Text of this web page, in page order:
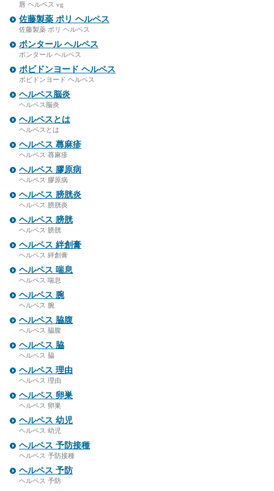
唇 ヘルペス vg
佐藤製薬 ポリ ヘルペス
佐藤製薬 ポリ ヘルペス
ポンタール ヘルペス
ポンタール ヘルペス
ポビドンヨード ヘルペス
ポビドンヨード ヘルペス
ヘルペス脳炎
ヘルペス脳炎
ヘルペスとは
ヘルペスとは
ヘルペス 蕁麻疹
ヘルペス 蕁麻疹
ヘルペス 膠原病
ヘルペス 膠原病
ヘルペス 膀胱炎
ヘルペス 膀胱炎
ヘルペス 膀胱
ヘルペス 膀胱
ヘルペス 絆創膏
ヘルペス 絆創膏
ヘルペス 喘息
ヘルペス 喘息
ヘルペス 腕
ヘルペス 腕
ヘルペス 脇腹
ヘルペス 脇腹
ヘルペス 脇
ヘルペス 脇
ヘルペス 理由
ヘルペス 理由
ヘルペス 卵巣
ヘルペス 卵巣
ヘルペス 幼児
ヘルペス 幼児
ヘルペス 予防接種
ヘルペス 予防接種
ヘルペス 予防
ヘルペス 予防